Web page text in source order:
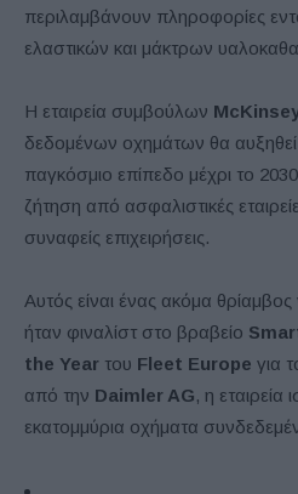
περιλαμβάνουν πληροφορίες
ελαστικών και μάκτρων
Η εταιρεία συμβούλων
δεδομένων οχημάτων θα
παγκόσμιο επίπεδο μέχρι το
ζήτηση από ασφαλιστικές
συναφείς επιχειρήσεις.
Αυτός είναι ένας ακόμα θρίαμβος
ήταν φιναλίστ στο βραβείο
the Year του Fleet Europe για
από την Daimler AG, η εταιρεία
εκατομμύρια οχήματα